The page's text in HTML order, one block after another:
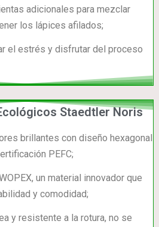
adicionales para mezclar
los lápices afilados;
el estrés y disfrutar del proceso
Staedtler Noris
brillantes con diseño hexagonal
PEFC;
un material innovador que
y comodidad;
y resistente a la rotura, no se